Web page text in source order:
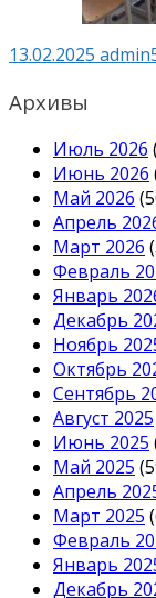
13.02.2025
Архивы
Июль 2026
Июнь 2026
Май 2026
Апрель
Март 2026
Февраль
Январь
Декабрь
Ноябрь
Октябрь
Сентябрь
Август 2025
Июнь 2025
Май 2025
Апрель
Март 2025
Февраль
Январь
Декабрь